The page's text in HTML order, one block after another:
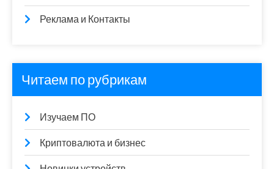
Реклама и Контакты
Читаем по рубрикам
Изучаем ПО
Криптовалюта и бизнес